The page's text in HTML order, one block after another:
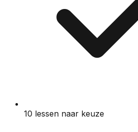
10 lessen naar keuze